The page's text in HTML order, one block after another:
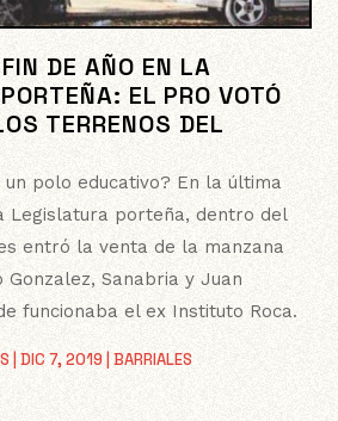
DE AÑO EN LA
EL PRO VOTÓ
TERRENOS DEL
|DIC 7, 2019 |BARRIALES
un polo educativo? En la última
Legislatura porteña, dentro del
entró la venta de la manzana
Gonzalez, Sanabria y Juan
funcionaba el ex Instituto Roca.